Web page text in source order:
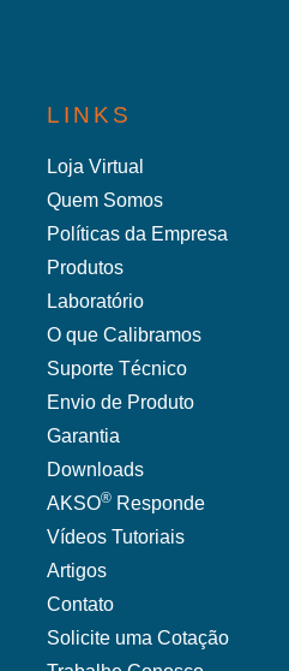
LINKS
Loja Virtual
Quem Somos
Políticas da Empresa
Produtos
Laboratório
O que Calibramos
Suporte Técnico
Envio de Produto
Garantia
Downloads
AKSO® Responde
Vídeos Tutoriais
Artigos
Contato
Solicite uma Cotação